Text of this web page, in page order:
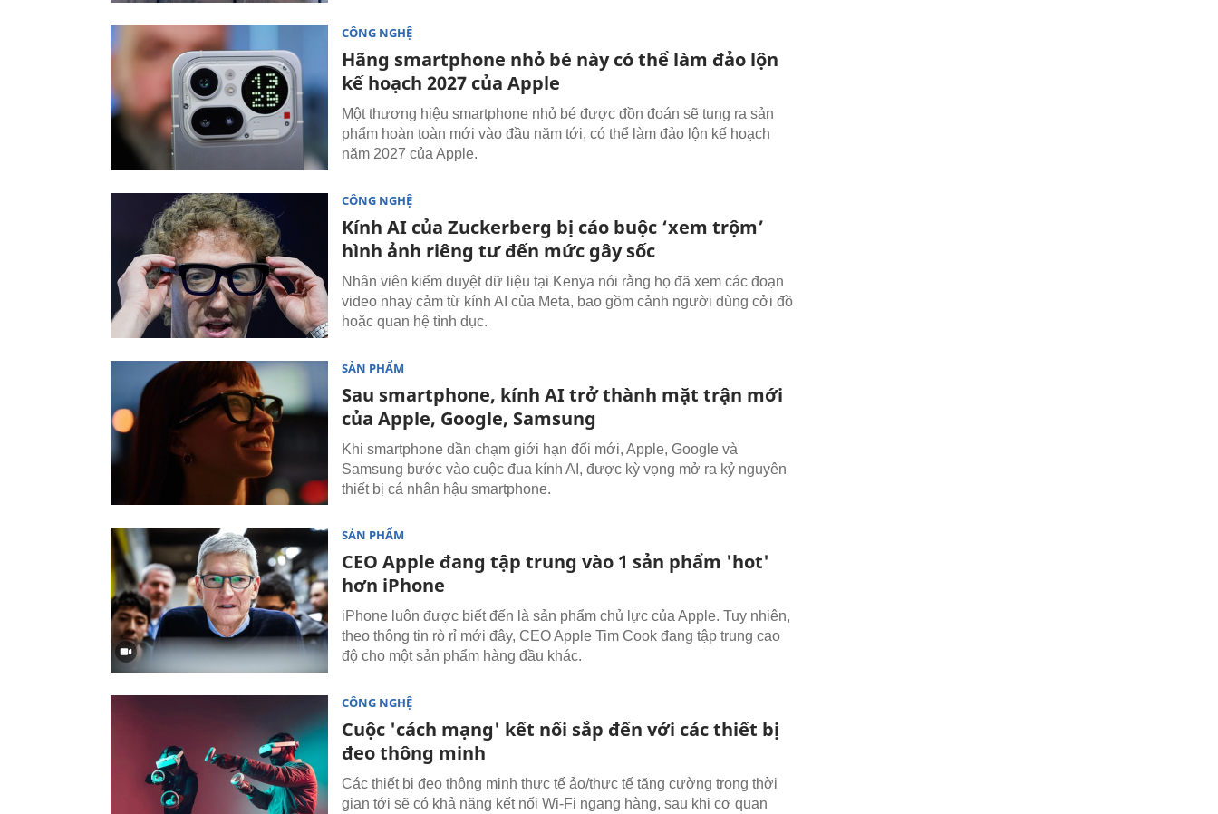
CÔNG NGHỆ
Hãng smartphone nhỏ bé này có thể làm đảo lộn
kế hoạch 2027 của Apple
Một thương hiệu smartphone nhỏ bé được đồn đoán sẽ tung ra sản
phẩm hoàn toàn mới vào đầu năm tới, có thể làm đảo lộn kế hoạch
năm 2027 của Apple.
CÔNG NGHỆ
Kính AI của Zuckerberg bị cáo buộc ‘xem trộm’
hình ảnh riêng tư đến mức gây sốc
Nhân viên kiểm duyệt dữ liệu tại Kenya nói rằng họ đã xem các đoạn
video nhạy cảm từ kính AI của Meta, bao gồm cảnh người dùng cởi đồ
hoặc quan hệ tình dục.
SẢN PHẨM
Sau smartphone, kính AI trở thành mặt trận mới
của Apple, Google, Samsung
Khi smartphone dần chạm giới hạn đổi mới, Apple, Google và
Samsung bước vào cuộc đua kính AI, được kỳ vọng mở ra kỷ nguyên
thiết bị cá nhân hậu smartphone.
SẢN PHẨM
CEO Apple đang tập trung vào 1 sản phẩm 'hot'
hơn iPhone
iPhone luôn được biết đến là sản phẩm chủ lực của Apple. Tuy nhiên,
theo thông tin rò rỉ mới đây, CEO Apple Tim Cook đang tập trung cao
độ cho một sản phẩm hàng đầu khác.
CÔNG NGHỆ
Cuộc 'cách mạng' kết nối sắp đến với các thiết bị
đeo thông minh
Các thiết bị đeo thông minh thực tế ảo/thực tế tăng cường trong thời
gian tới sẽ có khả năng kết nối Wi-Fi ngang hàng, sau khi cơ quan